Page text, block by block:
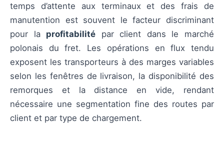
temps d’attente aux terminaux et des frais de
manutention est souvent le facteur discriminant
pour la profitabilité par client dans le marché
polonais du fret. Les opérations en flux tendu
exposent les transporteurs à des marges variables
selon les fenêtres de livraison, la disponibilité des
remorques et la distance en vide, rendant
nécessaire une segmentation fine des routes par
client et par type de chargement.